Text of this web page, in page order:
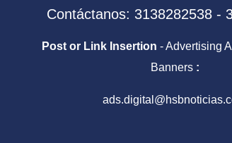
Contáctanos: 3138282538 -
Post or Link Insertion - Advertising
Banners :